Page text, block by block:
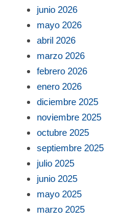
junio 2026
mayo 2026
abril 2026
marzo 2026
febrero 2026
enero 2026
diciembre 2025
noviembre 2025
octubre 2025
septiembre 2025
julio 2025
junio 2025
mayo 2025
marzo 2025